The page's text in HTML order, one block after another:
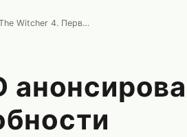
CD Projekt RED анонсировали The Witcher 4. Первые подробности